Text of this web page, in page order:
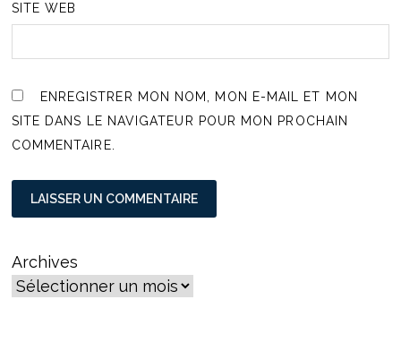
SITE WEB
ENREGISTRER MON NOM, MON E-MAIL ET MON
SITE DANS LE NAVIGATEUR POUR MON PROCHAIN
COMMENTAIRE.
Archives